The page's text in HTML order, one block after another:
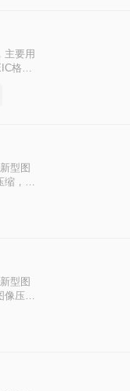
主要用
格式
型图
缩，具
型图
像压
文件